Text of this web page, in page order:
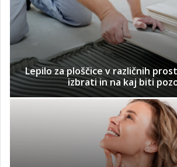
Lepilo za ploščice v različnih
izbrati in na kaj biti